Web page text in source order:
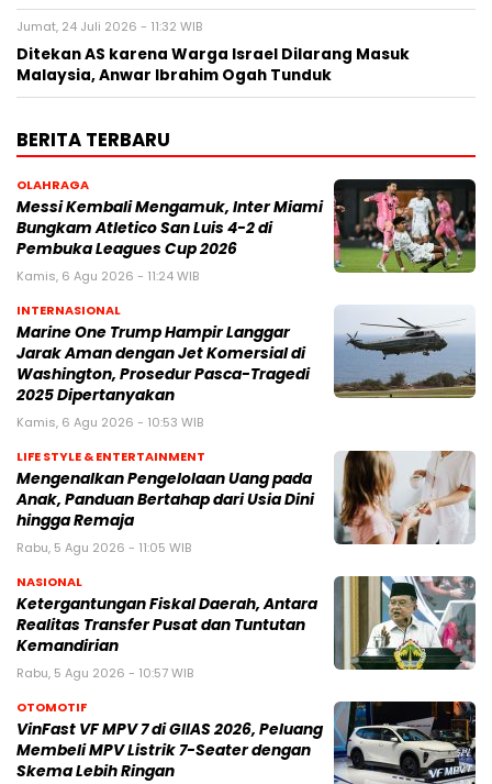
Jumat, 24 Juli 2026 - 11:32 WIB
Ditekan AS karena Warga Israel Dilarang Masuk
Malaysia, Anwar Ibrahim Ogah Tunduk
BERITA TERBARU
OLAHRAGA
Messi Kembali Mengamuk, Inter Miami
Bungkam Atletico San Luis 4-2 di
Pembuka Leagues Cup 2026
Kamis, 6 Agu 2026 - 11:24 WIB
INTERNASIONAL
Marine One Trump Hampir Langgar
Jarak Aman dengan Jet Komersial di
Washington, Prosedur Pasca-Tragedi
2025 Dipertanyakan
Kamis, 6 Agu 2026 - 10:53 WIB
LIFE STYLE & ENTERTAINMENT
Mengenalkan Pengelolaan Uang pada
Anak, Panduan Bertahap dari Usia Dini
hingga Remaja
Rabu, 5 Agu 2026 - 11:05 WIB
NASIONAL
Ketergantungan Fiskal Daerah, Antara
Realitas Transfer Pusat dan Tuntutan
Kemandirian
Rabu, 5 Agu 2026 - 10:57 WIB
OTOMOTIF
VinFast VF MPV 7 di GIIAS 2026, Peluang
Membeli MPV Listrik 7-Seater dengan
Skema Lebih Ringan